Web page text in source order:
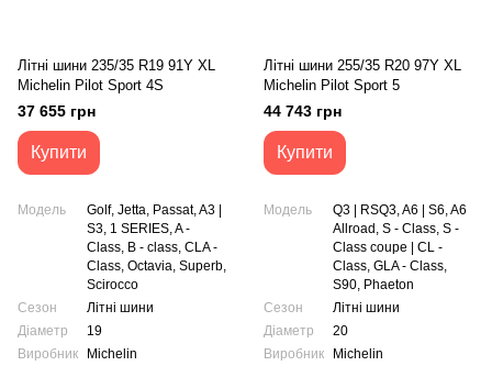
Літні шини 235/35 R19 91Y XL
Michelin Pilot Sport 4S
37 655 грн
Купити
Модель
Golf, Jetta, Passat, A3 |
S3, 1 SERIES, A -
Class, B - сlass, CLA -
Class, Octavia, Superb,
Scirocco
Сезон
Літні шини
Діаметр
19
Виробник
Michelin
Літні шини 255/35 R20 97Y XL
Michelin Pilot Sport 5
44 743 грн
Купити
Модель
Q3 | RSQ3, A6 | S6, A6
Allroad, S - Class, S -
Class coupe | CL -
Class, GLA - Class,
S90, Phaeton
Сезон
Літні шини
Діаметр
20
Виробник
Michelin